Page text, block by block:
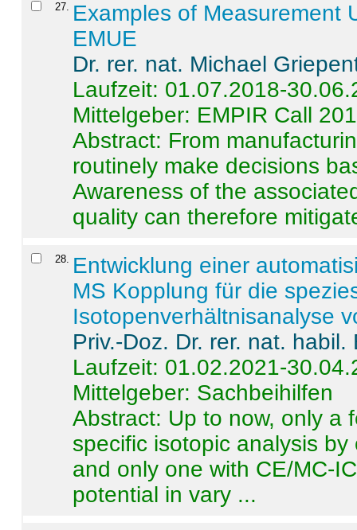
27. Examples of Measurement
EMUE
Dr. rer. nat. Michael
Laufzeit: 01.07.2018-
Mittelgeber: EMPIR Call
Abstract: From
routinely make decisions
Awareness of the
quality can therefore
28. Entwicklung einer
MS Kopplung für die
Isotopenverhältnisanalyse
Priv.-Doz. Dr. rer. nat.
Laufzeit: 01.02.2021-
Mittelgeber: Sachbeihilfen
Abstract: Up to now, only a
specific isotopic analysis
and only one with CE/MC-
potential in vary ...